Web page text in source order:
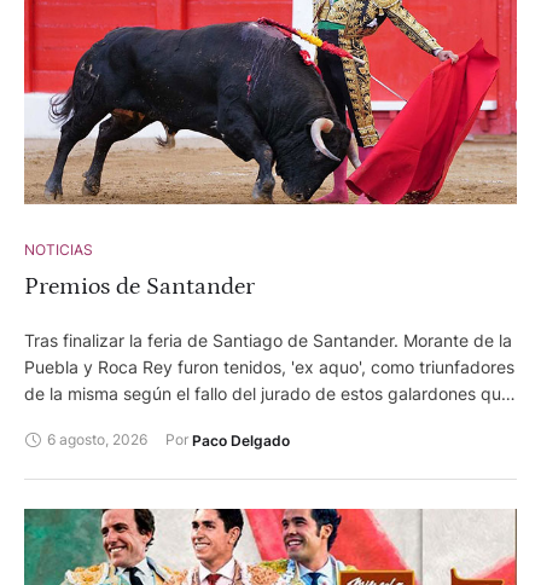
NOTICIAS
Premios de Santander
Tras finalizar la feria de Santiago de Santander. Morante de la
Puebla y Roca Rey furon tenidos, 'ex aquo', como triunfadores
de la misma según el fallo del jurado de estos galardones que
6 agosto, 2026 Por Paco Delgado